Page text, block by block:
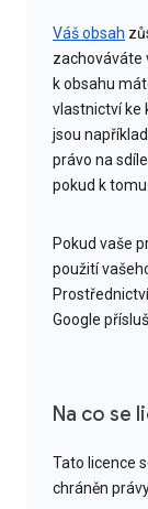
Váš obsah
zachováváte
k obsahu
vlastnictví ke
jsou
právo na
pokud k
Pokud vaše
použití
Google
Na co se
Tato licence
chráněn